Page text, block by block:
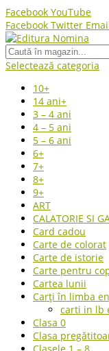
Facebook YouTube
Facebook Twitter
Selectează categoria
10+
14 ani+
3 – 4 ani
4 – 5 ani
5 – 6 ani
6+
7+
8+
9+
ART
CALATORIE SI
Card cadou
Carte de colorat
Carte de istorie
Carte pentru
Cartea lunii
Carți în limba
carti in lb
Clasa 0
Clasa